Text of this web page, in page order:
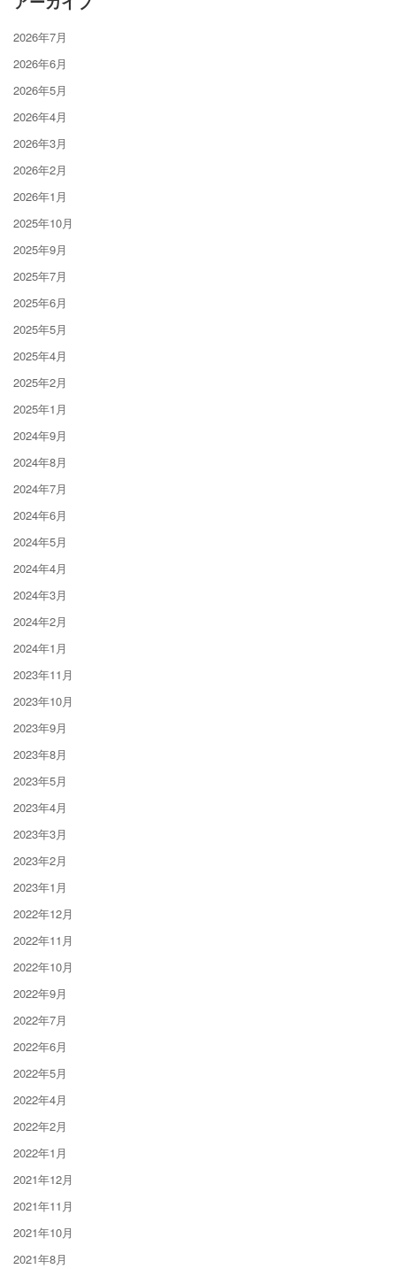
2026年7月
2026年6月
2026年5月
2026年4月
2026年3月
2026年2月
2026年1月
2025年10月
2025年9月
2025年7月
2025年6月
2025年5月
2025年4月
2025年2月
2025年1月
2024年9月
2024年8月
2024年7月
2024年6月
2024年5月
2024年4月
2024年3月
2024年2月
2024年1月
2023年11月
2023年10月
2023年9月
2023年8月
2023年5月
2023年4月
2023年3月
2023年2月
2023年1月
2022年12月
2022年11月
2022年10月
2022年9月
2022年7月
2022年6月
2022年5月
2022年4月
2022年2月
2022年1月
2021年12月
2021年11月
2021年10月
2021年8月